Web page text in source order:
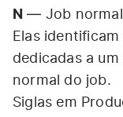
N — Job normal
Elas
dedicadas a
normal do job.
Siglas em